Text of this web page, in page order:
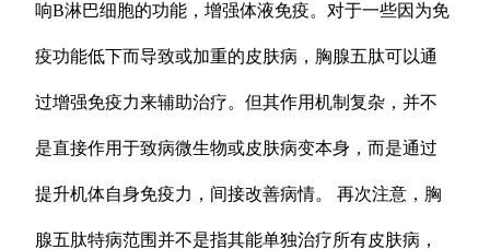
响B淋巴细胞的功能，增强体液免疫。对于一些因为免
疫功能低下而导致或加重的皮肤病，胸腺五肽可以通
过增强免疫力来辅助治疗。但其作用机制复杂，并不
是直接作用于致病微生物或皮肤病变本身，而是通过
提升机体自身免疫力，间接改善病情。 再次注意，胸
腺五肽特病范围并不是指其能单独治疗所有皮肤病，